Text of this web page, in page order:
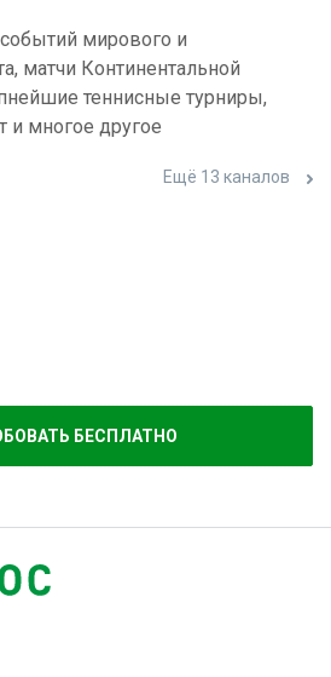
мирового и
матчи Континентальной
теннисные турниры,
и многое другое
Ещё 13 каналов
БЕСПЛАТНО